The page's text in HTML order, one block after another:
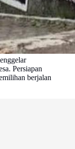
Persiapan
berjalan